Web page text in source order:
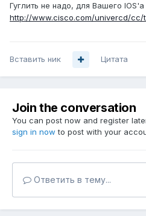
Гуглить не надо, для Вашего
http://www.cisco.com/univercd/cc/
Вставить ник Цитата
Join the conversation
You can post now and register
sign in now to post with your
Ответить в тему...